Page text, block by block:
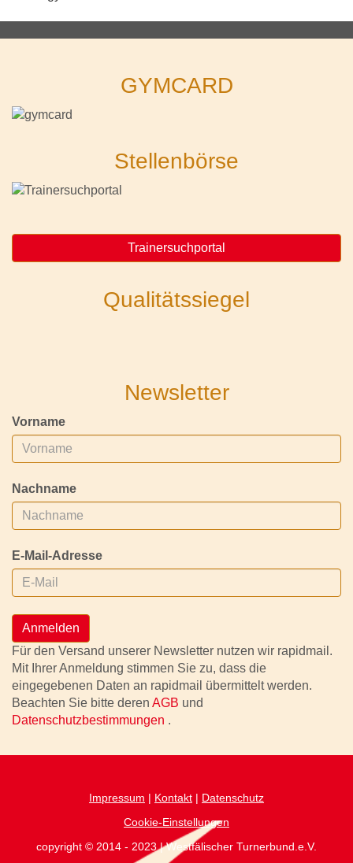
GYMCARD
Stellenbörse
Trainersuchportal
Qualitätssiegel
Newsletter
Vorname
Nachname
E-Mail-Adresse
Anmelden
Für den Versand unserer Newsletter nutzen wir rapidmail.
Mit Ihrer Anmeldung stimmen Sie zu, dass die
eingegebenen Daten an rapidmail übermittelt werden.
Beachten Sie bitte deren AGB und
Datenschutzbestimmungen .
Impressum | Kontakt | Datenschutz
Cookie-Einstellungen
copyright © 2014 - 2023 | Westfälischer Turnerbund.e.V.